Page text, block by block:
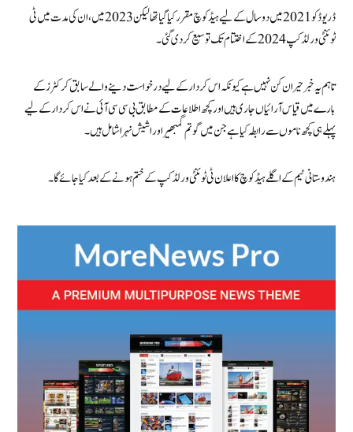
ڈریوڈ کو 2021 میں دو سال کے لیے ہیڈ کوچ مقرر کیا گیا تھا لیکن 2023 میں، ان کی مدت میں ٹی
ٹوئنٹی ورلڈ کپ 2024 کے اختتام تک توسیع کر دی گئی۔
تاہم یہ خبر حیران کن نہیں ہے کیونکہ اس کردار کے لیے درخواست دینے والے سابق کرکٹرز کے
بارے میں قیاس آرائیاں جاری ہیں اور کچھ اطلاعات کے مطابق بی سی سی آئی نے اس کردار کے لیے
پہلے ہی کچھ ناموں سے رابطہ کیا ہے جن میں گوتم گمبھیر اور اشیش نہرا شامل ہیں۔
ہندوستانی ٹیم کے اگلے ہیڈ کوچ کا اعلان ٹی ٹوئنٹی ورلڈ کپ کے ختم ہونے کے بعد کیا جائے گا۔